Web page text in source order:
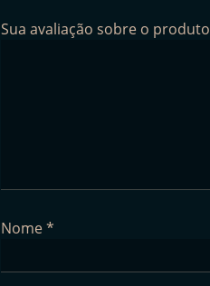
Sua avaliação sobre o produto
Nome*